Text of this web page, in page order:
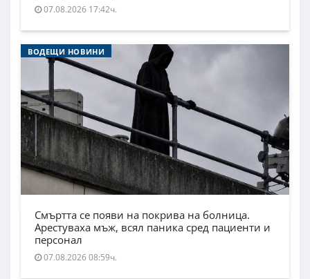
07.08.2026 17:42ч.
ВОДЕЩИ НОВИНИ
Смъртта се появи на покрива на болница.
Арестуваха мъж, всял паника сред пациенти и
персонал
07.08.2026 08:59ч.